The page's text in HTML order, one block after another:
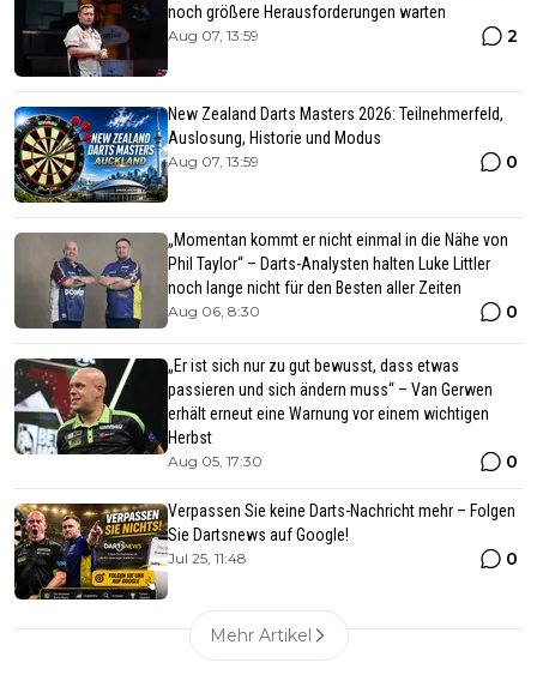
noch größere Herausforderungen warten
Aug 07, 13:59 2
New Zealand Darts Masters 2026: Teilnehmerfeld,
Auslosung, Historie und Modus
Aug 07, 13:59 0
„Momentan kommt er nicht einmal in die Nähe von
Phil Taylor“ – Darts-Analysten halten Luke Littler
noch lange nicht für den Besten aller Zeiten
Aug 06, 8:30 0
„Er ist sich nur zu gut bewusst, dass etwas
passieren und sich ändern muss“ – Van Gerwen
erhält erneut eine Warnung vor einem wichtigen
Herbst
Aug 05, 17:30 0
Verpassen Sie keine Darts-Nachricht mehr – Folgen
Sie Dartsnews auf Google!
Jul 25, 11:48 0
Mehr Artikel